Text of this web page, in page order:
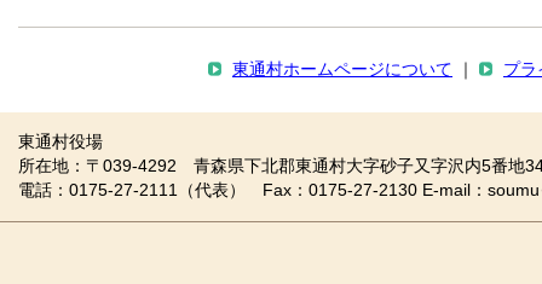
東通村ホームページについて プラ
東通村役場
所在地：〒039-4292 青森県下北郡東通村大字砂子又字沢内5番地
電話：0175-27-2111（代表） Fax：0175-27-2130 E-mail：